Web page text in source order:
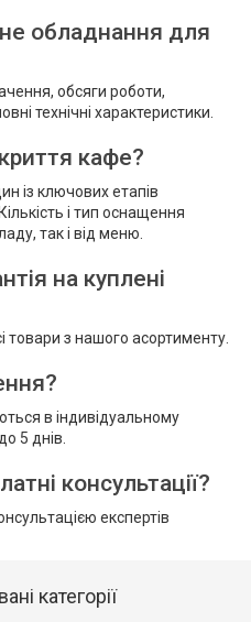
обладнання для
обсяги роботи,
технічні характеристики.
кафе?
із ключових етапів
і тип оснащення
так і від меню.
на куплені
товари з нашого асортименту.
в індивідуальному
5 днів.
консультації?
експертів
категорії